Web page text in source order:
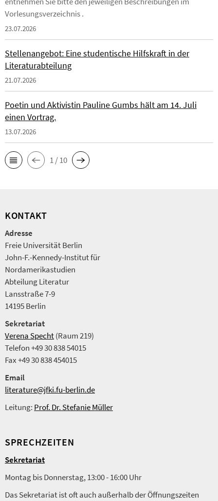
Vorlesungsverzeichnis .
23.07.2026
Stellenangebot: Eine studentische Hilfskraft in der
Literaturabteilung
21.07.2026
Poetin und Aktivistin Pauline Gumbs hält am 14. Juli
einen Vortrag.
13.07.2026
1 / 10
KONTAKT
Adresse
Freie Universität Berlin
John-F.-Kennedy-Institut für
Nordamerikastudien
Abteilung Literatur
Lansstraße 7-9
14195 Berlin
Sekretariat
Verena Specht(Raum 219)
Telefon +49 30 838 54015
Fax +49 30 838 454015
Email
literature@jfki.fu-berlin.de
Leitung: Prof. Dr. Stefanie Müller
SPRECHZEITEN
Sekretariat
Montag bis Donnerstag, 13:00 - 16:00 Uhr
Das Sekretariat ist oft auch außerhalb der Öffnungszeiten